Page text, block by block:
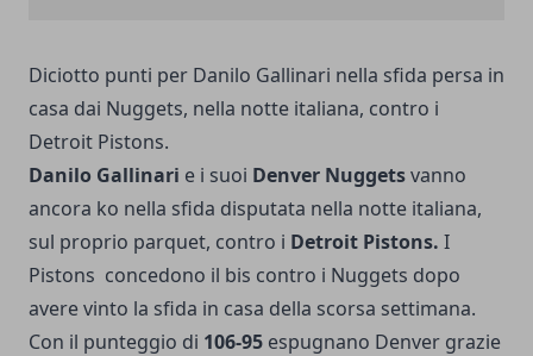
Diciotto punti per Danilo Gallinari nella sfida persa in
casa dai Nuggets, nella notte italiana, contro i
Detroit Pistons.
Danilo Gallinari e i suoi Denver Nuggetsvanno
ancora ko nella sfida disputata nella notte italiana,
sul proprio parquet, contro i Detroit Pistons. I
Pistons concedono il bis contro i Nuggets dopo
avere vinto la sfida in casa della scorsa settimana.
Con il punteggio di 106-95 espugnano Denver grazie